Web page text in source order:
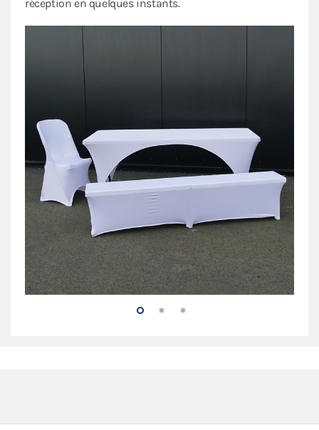
réception en quelques instants.